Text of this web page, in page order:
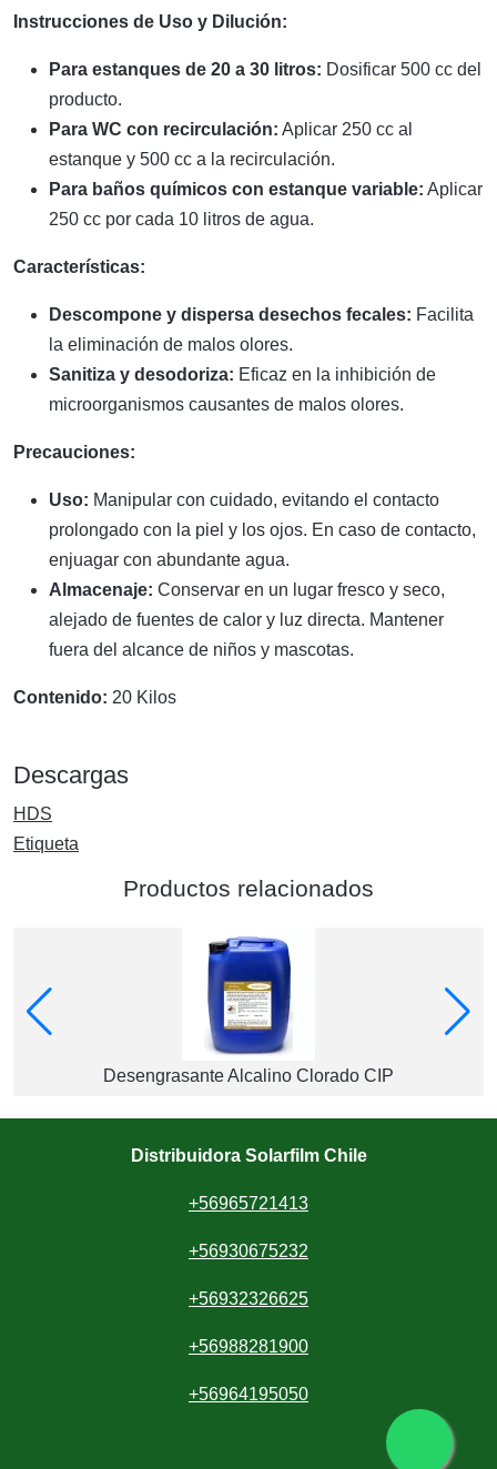
Instrucciones de Uso y Dilución:
Para estanques de 20 a 30 litros: Dosificar 500 cc del
producto.
Para WC con recirculación: Aplicar 250 cc al
estanque y 500 cc a la recirculación.
Para baños químicos con estanque variable: Aplicar
250 cc por cada 10 litros de agua.
Características:
Descompone y dispersa desechos fecales: Facilita
la eliminación de malos olores.
Sanitiza y desodoriza: Eficaz en la inhibición de
microorganismos causantes de malos olores.
Precauciones:
Uso: Manipular con cuidado, evitando el contacto
prolongado con la piel y los ojos. En caso de contacto,
enjuagar con abundante agua.
Almacenaje: Conservar en un lugar fresco y seco,
alejado de fuentes de calor y luz directa. Mantener
fuera del alcance de niños y mascotas.
Contenido: 20 Kilos
Descargas
HDS
Etiqueta
Productos relacionados
Desengrasante Alcalino Clorado CIP
Distribuidora Solarfilm Chile
+56965721413
+56930675232
+56932326625
+56988281900
+56964195050